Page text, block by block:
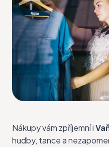
Nákupy vám zpříjemní i
hudby, tance a